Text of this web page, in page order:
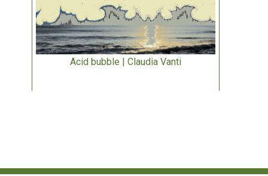
Acid bubble | Claudia Vanti